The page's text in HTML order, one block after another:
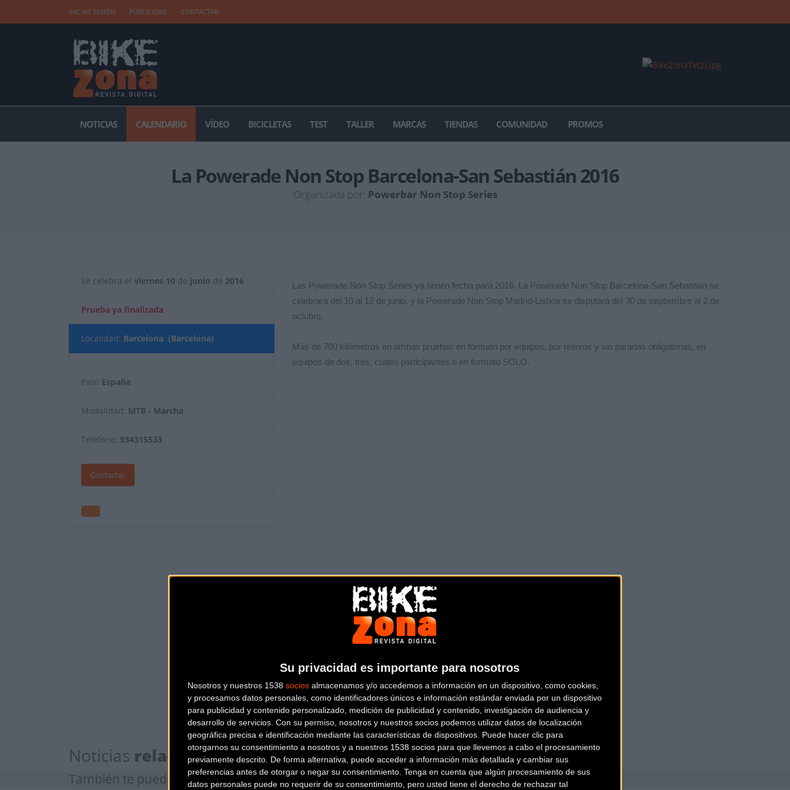
Su privacidad es importante para nosotros
Nosotros y nuestros 1538 socios almacenamos y/o accedemos a información en un dispositivo, como cookies,
y procesamos datos personales, como identificadores únicos e información estándar enviada por un dispositivo
para publicidad y contenido personalizado, medición de publicidad y contenido, investigación de audiencia y
desarrollo de servicios. Con su permiso, nosotros y nuestros socios podemos utilizar datos de localización
geográfica precisa e identificación mediante las características de dispositivos. Puede hacer clic para
otorgarnos su consentimiento a nosotros y a nuestros 1538 socios para que llevemos a cabo el procesamiento
previamente descrito. De forma alternativa, puede acceder a información más detallada y cambiar sus
preferencias antes de otorgar o negar su consentimiento. Tenga en cuenta que algún procesamiento de sus
datos personales puede no requerir de su consentimiento, pero usted tiene el derecho de rechazar tal
INICIAR SESIÓN PUBLICIDAD CONTACTAR
NOTICIAS CALENDARIO VÍDEO BICICLETAS TEST TALLER MARCAS TIENDAS COMUNIDAD PROMOS
La Powerade Non Stop Barcelona-San Sebastián 2016
Organizada por: Powerbar Non Stop Series
Las Powerade Non Stop Series ya tienen fecha para 2016. La Powerade Non Stop Barcelona-San Sebastián se
celebrará del 10 al 12 de junio, y la Powerade Non Stop Madrid-Lisboa se disputará del 30 de septiembre al 2 de
octubre.
Más de 700 kilómetros en ambas pruebas en formato por equipos, por relevos y sin paradas obligatorias, en
equipos de dos, tres, cuatro participantes o en formato SOLO.
Se celebra el viernes 10 de junio de 2016
Prueba ya finalizada
Localidad: Barcelona (Barcelona)
País: España
Modalidad: MTB - Marcha
Teléfono: 934315533
Contactar
Noticias relacionadas
También te puede interesar